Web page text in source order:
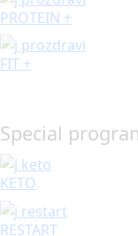
PROTEIN +
FIT +
Special
KETO
RESTART